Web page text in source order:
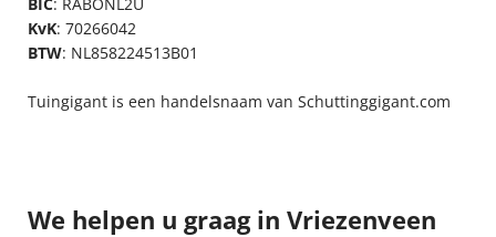
KvK: 70266042
BTW: NL858224513B01
Tuingigant is een handelsnaam van Schuttinggigant.com
We helpen u graag in Vriezenveen